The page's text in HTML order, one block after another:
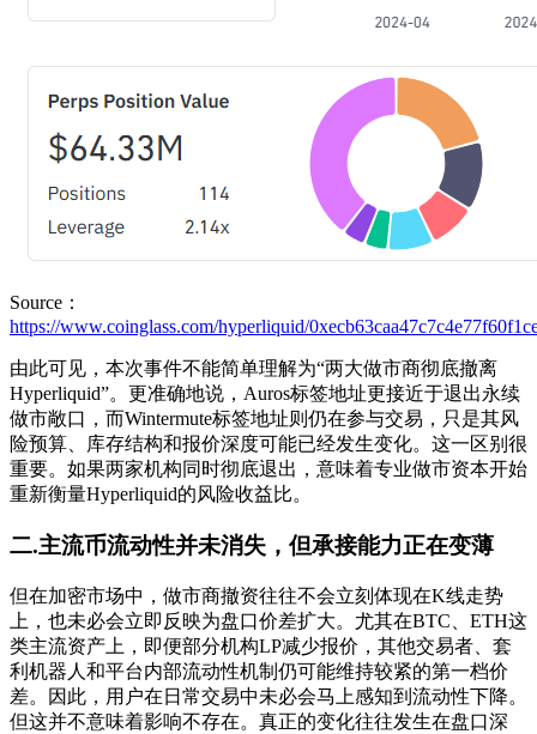
Source：
https://www.coinglass.com/hyperliquid/
由此可见，本次事件不能简单理解为“两大做市商彻底撤离
Hyperliquid”。更准确地说，Auros标签地址更接近于退出永续
做市敞口，而Wintermute标签地址则仍在参与交易，只是其风
险预算、库存结构和报价深度可能已经发生变化。这一区别很
重要。如果两家机构同时彻底退出，意味着专业做市资本开始
重新衡量Hyperliquid的风险收益比。
二.主流币流动性并未消失，但承接能力正在变薄
但在加密市场中，做市商撤资往往不会立刻体现在K线走势
上，也未必会立即反映为盘口价差扩大。尤其在BTC、ETH这
类主流资产上，即便部分机构LP减少报价，其他交易者、套
利机器人和平台内部流动性机制仍可能维持较紧的第一档价
差。因此，用户在日常交易中未必会马上感知到流动性下降。
但这并不意味着影响不存在。真正的变化往往发生在盘口深